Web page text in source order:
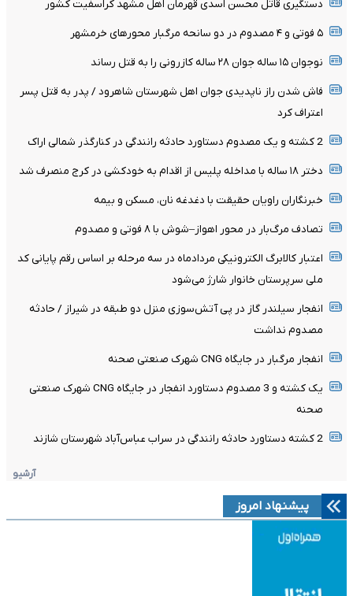
دستگیری قاتل محسن اسدی قهرمان اهل مشهد کراسفیت کشور
۵ فوتی و ۴ مصدوم در دو سانحه مرگبار محورهای خرمشهر
نوجوان ۱۵ ساله جوان ۲۸ ساله کازرونی را به قتل رساند
فاش شدن راز ناپدیدی جوان اهل شهرستان شاهرود / پدر به قتل پسر
اعتراف کرد
2 کشته و یک مصدوم دستاورد حادثه رانندگی در کنارگذر شمالی اراک
دختر ۱۸ ساله با مداخله پلیس از اقدام به خودکشی در کرج منصرف شد
خبرنگاران راویان حقیقت با دغدغه نان، مسکن و بیمه
تصادف مرگ‌بار در محور اهواز–شوش با ۸ فوتی و مصدوم
اعتبار کالابرگ الکترونیکی مردادماه در سه مرحله بر اساس رقم پایانی کد
ملی سرپرستان خانوار شارژ می‌شود
انفجار سیلندر گاز در پی آتش‌سوزی منزل دو طبقه در شیراز / حادثه
مصدوم نداشت
انفجار مرگبار در جایگاه CNG شهرک صنعتی صحنه
یک کشته و 3 مصدوم دستاورد انفجار در جایگاه CNG شهرک صنعتی
صحنه
2 کشته دستاورد حادثه رانندگی در سراب عباس‌آباد شهرستان شازند
آرشیو
پیشنهاد امروز